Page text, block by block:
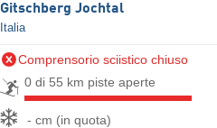
Gitschberg Jochtal
Italia
Comprensorio sciistico chiuso
0 di 55 km piste aperte
- cm (in quota)